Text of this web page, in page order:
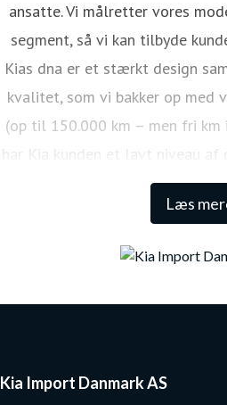
Læs
ansatte. Vi målretter vores
segment, så vi kan tilbyde
Kias dna er et stærkt design
kvalitet, som vi bakker op med
(op til 150.000 km – men fri
har Kia kunden et lavt niveau af
Den lange garanti sikrer
restværdier i
Kia Import Danmark AS